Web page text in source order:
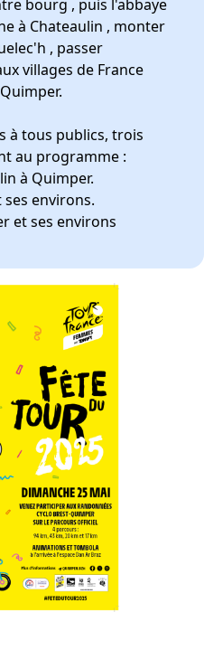
bourg , puis l'abbaye
à Chateaulin , monter
, passer
villages de France
à tous publics, trois
au programme :
à Quimper.
environs.
et ses environs